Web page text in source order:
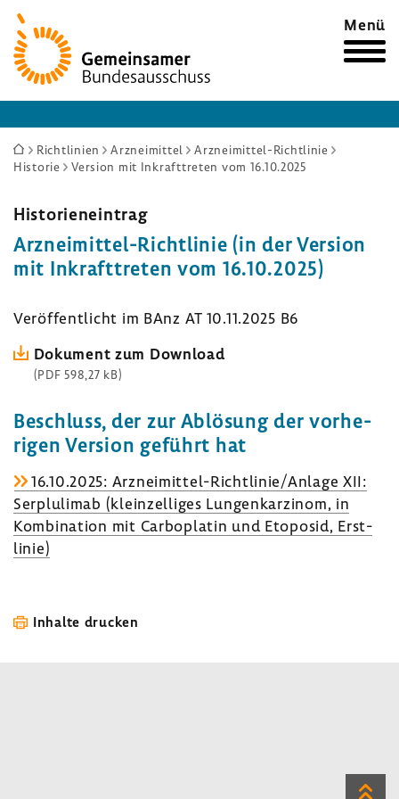
Zur
Startseite
Menü
Sie
sind
Richtlinien Arzneimittel
Arzneimittel-Richtlinie
Historie
Version mit Inkrafttreten vom 16.10.2025
Histo­ri­en­ein­trag
Arzneimittel-​Richtlinie (in der Version
mit Inkraft­treten vom 16.10.2025)
Veröf­fent­licht im BAnz AT 10.11.2025 B6
Doku­ment zum Down­load
(PDF 598,27 kB)
Beschluss, der zur Ablö­sung der vorhe­
rigen Version geführt hat
16.10.2025: Arzneimittel-​Richtlinie/Anlage XII:
Serplu­limab (klein­zelliges Lungen­kar­zinom, in
Kombi­na­tion mit Carb­o­platin und Etoposid, Erst­
linie)
Inhalte drucken
Zum